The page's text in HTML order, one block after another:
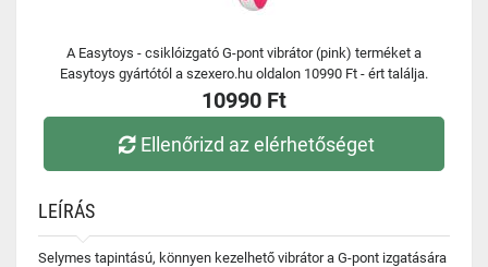
A Easytoys - csiklóizgató G-pont vibrátor (pink) terméket a
Easytoys gyártótól a szexero.hu oldalon 10990 Ft - ért találja.
10990 Ft
Ellenőrizd az elérhetőséget
LEÍRÁS
Selymes tapintású, könnyen kezelhető vibrátor a G-pont izgatására